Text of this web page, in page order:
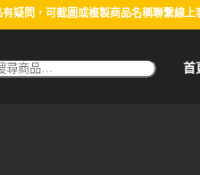
有疑問，可截圖或複製商品名稱聯繫線
搜
尋：
首